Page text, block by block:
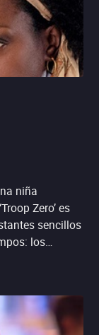
niña
Zero’ es
sencillos
los
negro, la
inspiradora
sin
de lujo,
Grace (‘Un